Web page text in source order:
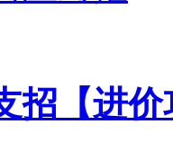
招【进